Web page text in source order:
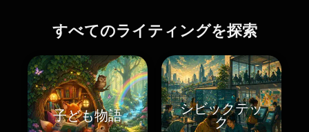
すべてのライティングを探索
子ども物語
シビックテッ
ク